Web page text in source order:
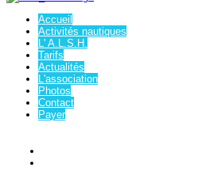
Accueil
Activités nautiques
L' A.L.S.H.
Tarifs
Actualités
L'association
Photos
Contact
Payer